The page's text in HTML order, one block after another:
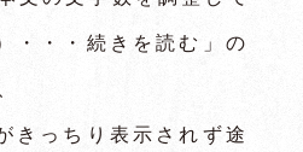
・・・続きを読む」の
きっちり表示されず途